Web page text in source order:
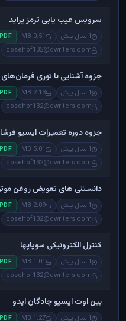
سرویس عیب یابی ترمز پراید
1 سال پیش 0.51 MB
PDF
cosehof132@dwriters.com
جزوه آشنایی با توری
1 سال پیش 2.13 MB
PDF
cosehof132@dwriters.com
جزوه دوره تعمیرات ایسیو
1 سال پیش 5.01 MB
PDF
cosehof132@dwriters.com
دانستنی های تعویض روغن
1 سال پیش 2.09 MB
PDF
cosehof132@dwriters.com
کنترل الکترونیکی سوپاپها
1 سال پیش 1.01 MB
PDF
cosehof132@dwriters.com
پین اوت ایسیو چادگان ایدو
1 سال پیش 1.27 MB
PDF